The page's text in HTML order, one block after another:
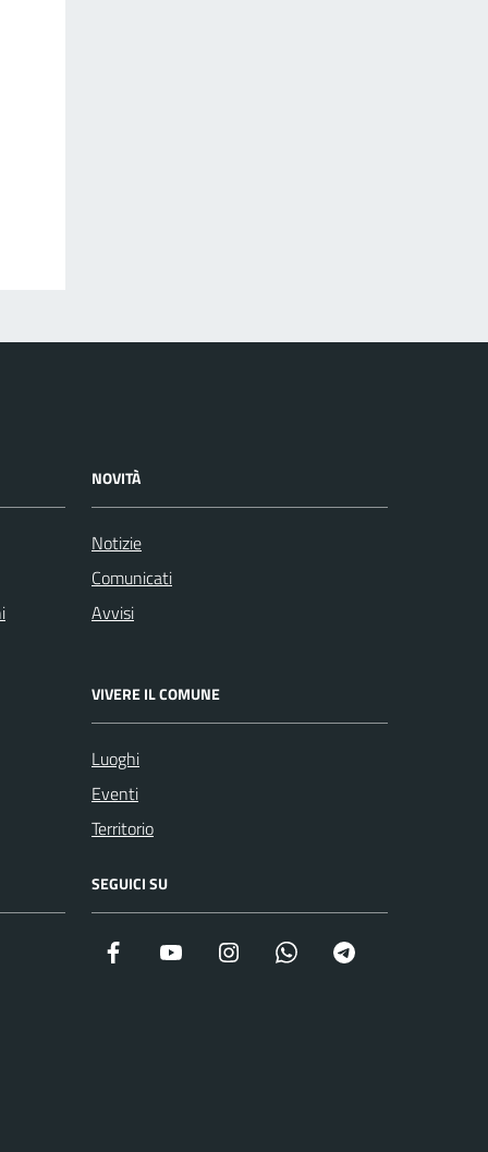
NOVITÀ
Notizie
Comunicati
Avvisi
VIVERE IL COMUNE
Luoghi
Eventi
Territorio
SEGUICI SU
Facebook YouTube Instagram WhatsApp